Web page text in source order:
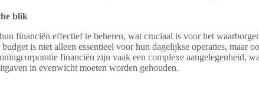
blik
financiën effectief te beheren, wat cruciaal is voor het
is niet alleen essentieel voor hun dagelijkse operaties, maar
financiën zijn vaak een complexe aangelegenheid,
in evenwicht moeten worden gehouden.